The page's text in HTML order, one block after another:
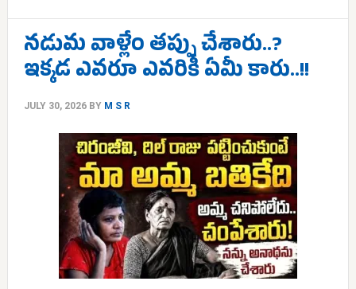
నడుమ వాళ్లేం తప్పు చేశారు..?
ఇక్కడ ఎవరూ ఎవరికీ ఏమీ కారు..!!
JULY 30, 2026BY M S R